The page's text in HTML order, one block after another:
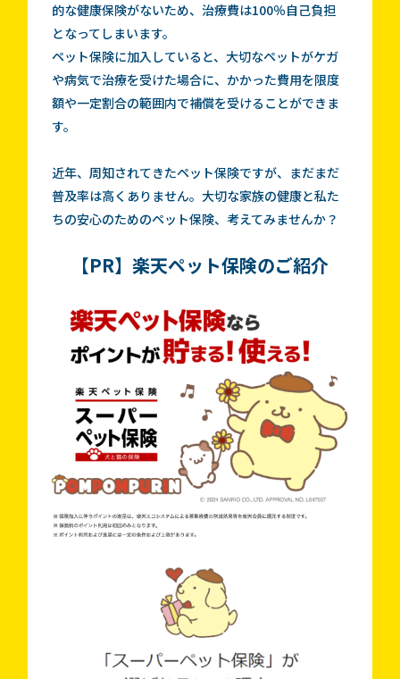
的な健康保険がないため、治療費は100％自己負担
となってしまいます。
ペット保険に加入していると、大切なペットがケガ
や病気で治療を受けた場合に、かかった費用を限度
額や一定割合の範囲内で補償を受けることができま
す。
近年、周知されてきたペット保険ですが、まだまだ
普及率は高くありません。大切な家族の健康と私た
ちの安心のためのペット保険、考えてみませんか？
【PR】楽天ペット保険のご紹介